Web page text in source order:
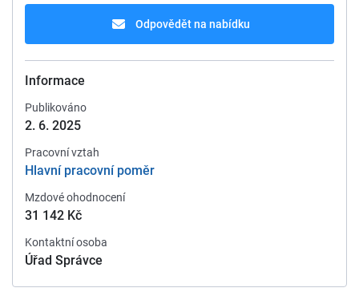
Odpovědět na nabídku
Informace
Publikováno
2. 6. 2025
Pracovní vztah
Hlavní pracovní poměr
Mzdové ohodnocení
31 142 Kč
Kontaktní osoba
Úřad Správce